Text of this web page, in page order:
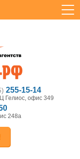
255-15-14
Гелиос, офис 349
248а